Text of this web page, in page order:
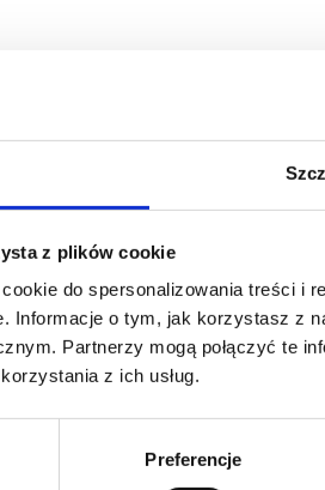
z plików cookie
do spersonalizowania treści i
Informacje o tym, jak korzystasz z
Partnerzy mogą połączyć te
z ich usług.
Preferencje